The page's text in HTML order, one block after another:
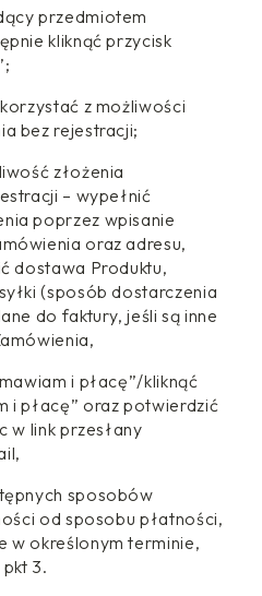
przedmiotem
kliknąć przycisk
z możliwości
bez rejestracji;
złożenia
– wypełnić
poprzez wpisanie
oraz adresu,
dostawa Produktu,
(sposób dostarczenia
do faktury, jeśli są inne
i płacę”/kliknąć
i płacę” oraz potwierdzić
w link przesłany
sposobów
od sposobu płatności,
w określonym terminie,
3.